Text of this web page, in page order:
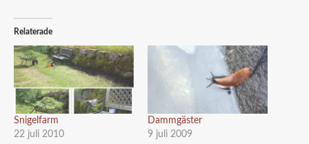
Relaterade
Snigelfarm
22 juli 2010
Dammgäster
9 juli 2009